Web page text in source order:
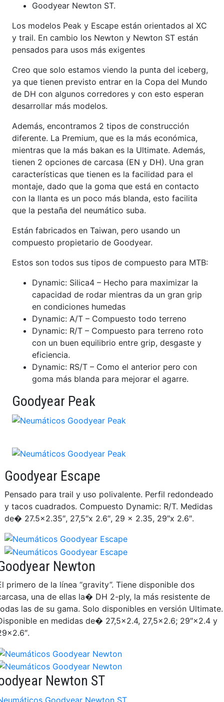
Goodyear Newton ST.
Los modelos Peak y Escape están orientados al XC
y trail. En cambio los Newton y Newton ST están
pensados para usos más exigentes
Creo que solo estamos viendo la punta del iceberg,
ya que tienen previsto entrar en la Copa del Mundo
de DH con algunos corredores y con esto esperan
desarrollar más modelos.
Además, encontramos 2 tipos de construcción
diferente. La Premium, que es la más económica,
mientras que la más bakan es la Ultimate. Además,
tienen 2 opciones de carcasa (EN y DH). Una gran
características que tienen es la facilidad para el
montaje, dado que la goma que está en contacto
con la llanta es un poco más blanda, esto facilita
que la pestaña del neumático suba.
Están fabricados en Taiwan, pero usando un
compuesto propietario de Goodyear.
Estos son todos sus tipos de compuesto para MTB:
Dynamic: Silica4 – Hecho para maximizar la
capacidad de rodar mientras da un gran grip
en condiciones humedas
Dynamic: A/T – Compuesto todo terreno
Dynamic: R/T – Compuesto para terreno roto
con un buen equilibrio entre grip, desgaste y
eficiencia.
Dynamic: RS/T – Como el anterior pero con
goma más blanda para mejorar el agarre.
Goodyear Peak
Goodyear Escape
Pensado para trail y uso polivalente. Perfil redondeado
y tacos cuadrados. Compuesto Dynamic: R/T. Medidas
de� 27.5×2.35″, 27,5″x 2.6″, 29 x 2.35, 29″x 2.6″.
Newton
primero de la línea “gravity”. Tiene disponible dos
una de ellas la� DH 2-ply, la más resistente de
las de su gama. Solo disponibles en versión Ultimate.
en medidas de� 27,5×2.4, 27,5×2.6; 29″×2.4 y
Newton ST